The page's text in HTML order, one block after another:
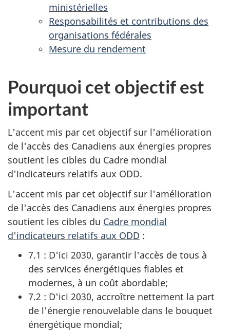
ministérielles
Responsabilités et contributions des
organisations fédérales
Mesure du rendement
Pourquoi cet objectif est
important
L'accent mis par cet objectif sur l'amélioration
de l'accès des Canadiens aux énergies propres
soutient les cibles du Cadre mondial
d'indicateurs relatifs aux ODD.
L'accent mis par cet objectif sur l'amélioration
de l'accès des Canadiens aux énergies propres
soutient les cibles du Cadre mondial
d'indicateurs relatifs aux ODD :
7.1 : D'ici 2030, garantir l'accès de tous à
des services énergétiques fiables et
modernes, à un coût abordable;
7.2 : D'ici 2030, accroître nettement la part
de l'énergie renouvelable dans le bouquet
énergétique mondial;